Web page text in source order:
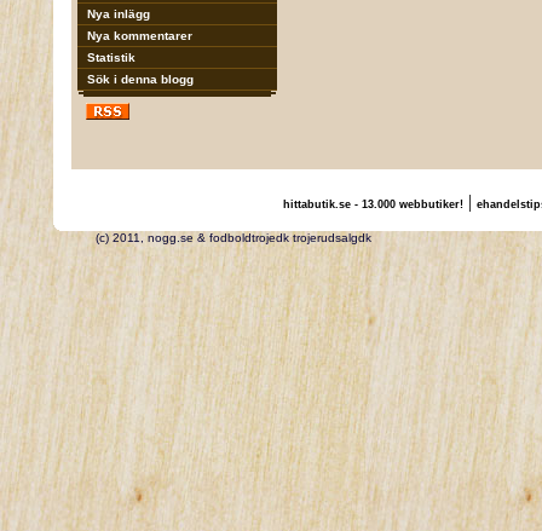
Nya inlägg
Nya kommentarer
Statistik
Sök i denna blogg
hittabutik.se - 13.000 webbutiker!|
(c) 2011, nogg.se & fodboldtrojedk trojerudsalgdk